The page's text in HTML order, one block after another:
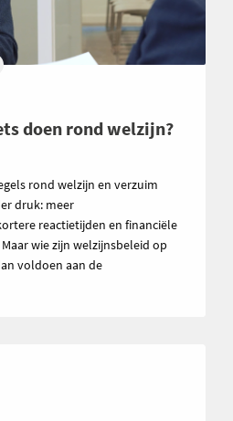
doen rond welzijn?
rond welzijn en verzuim
druk: meer
reactietijden en financiële
wie zijn welzijnsbeleid op
voldoen aan de